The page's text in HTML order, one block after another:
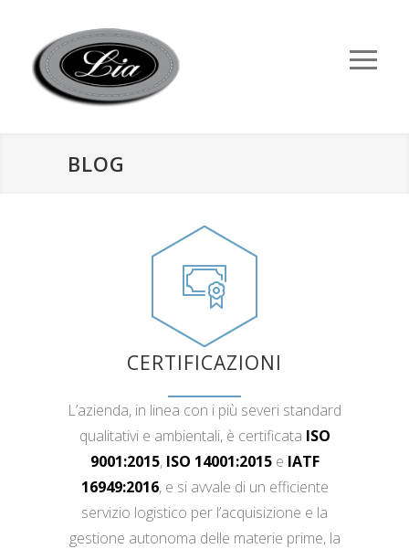
BLOG
CERTIFICAZIONI
L’azienda, in linea con i più severi standard
qualitativi e ambientali, è certificata ISO
9001:2015, ISO 14001:2015e IATF
16949:2016, e si avvale di un efficiente
servizio logistico per l’acquisizione e la
gestione autonoma delle materie prime, la